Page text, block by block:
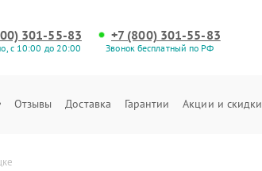
301-55-83
с 10:00 до 20:00
+7 (800) 301-55-83
Звонок бесплатный по РФ
Отзывы Доставка Гарантии Акции и скидки